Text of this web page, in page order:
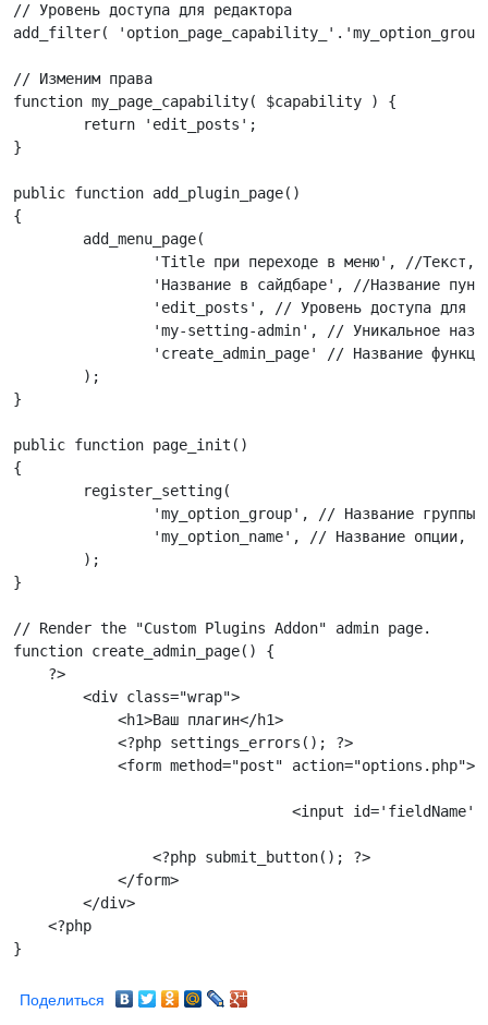
// Уровень доступа для редактора
add_filter(
// Изменим права
function my_page_capability( $capability ) {
}
public function add_plugin_page()
{
}
public function page_init()
{
}
// Render the "Custom Plugins Addon" admin page.
function create_admin_page() {
    ?>
        <div class="wrap">
            <h1>Ваш плагин</h1>
            <?php settings_errors(); ?>
            <form method="post" action="options.php">
                <?php submit_button(); ?>
            </form>
        </div>
    <?php
Поделиться